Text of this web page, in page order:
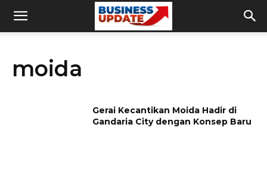
moida
Gerai Kecantikan Moida Hadir di
Gandaria City dengan Konsep Baru